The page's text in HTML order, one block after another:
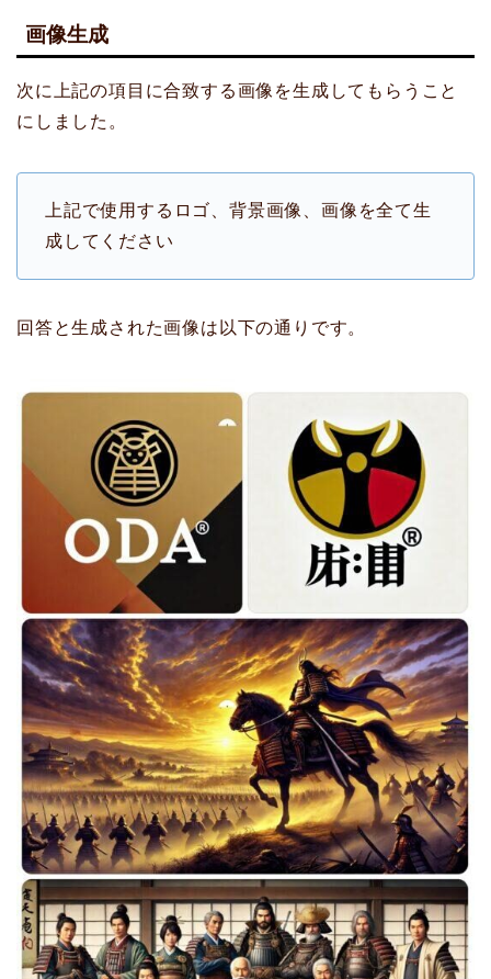
画像生成
次に上記の項目に合致する画像を生成してもらうこと
にしました。
上記で使用するロゴ、背景画像、画像を全て生
成してください
回答と生成された画像は以下の通りです。